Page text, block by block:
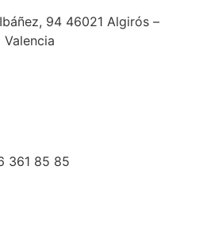
94 46021 Algirós –
Valencia
361 85 85